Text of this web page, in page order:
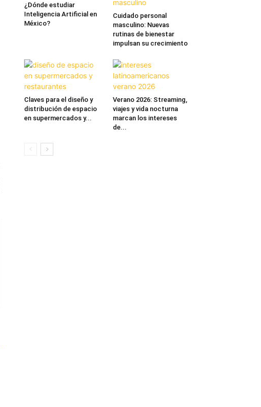
¿Dónde estudiar
Inteligencia Artificial en
México?
Cuidado personal
masculino: Nuevas
rutinas de bienestar
impulsan su crecimiento
Claves para el diseño y
distribución de espacio
en supermercados y...
Verano 2026: Streaming,
viajes y vida nocturna
marcan los intereses
de...